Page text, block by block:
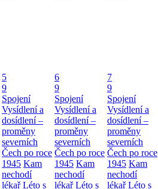
5
9
Spojení
Vysídlení a
dosídlení –
proměny
severních
Čech po roce
1945 Kam
nechodí
lékař Léto s
6
9
Spojení
Vysídlení a
dosídlení –
proměny
severních
Čech po roce
1945 Kam
nechodí
lékař Léto s
7
9
Spojení
Vysídlení a
dosídlení –
proměny
severních
Čech po roce
1945 Kam
nechodí
lékař Léto s